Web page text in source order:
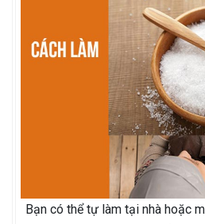
Bạn có thể tự làm tại nhà hoặc